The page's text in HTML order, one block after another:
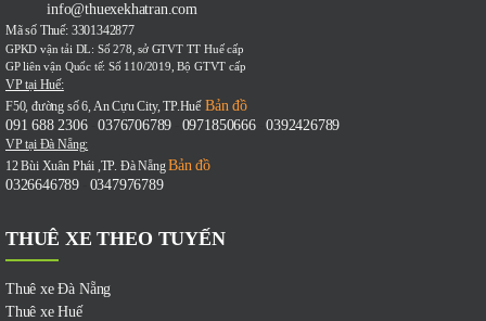
info@thuexekhatran.com
Mã số Thuế: 3301342877
GPKD vận tải DL: Số 278, sở GTVT TT Huế cấp
GP liên vận Quốc tế: Số 110/2019, Bộ GTVT cấp
VP tại Huế:
F50, đường số 6, An Cựu City, TP.HuếBản đồ
091 688 2306
-0376706789 0971850666 -0392426789
VP tại Đà Nẵng:
12 Bùi Xuân Phái ,TP. Đà NẵngBản đồ
0326646789
0347976789
THUÊ XE THEO TUYẾN
Thuê xe Đà Nẵng
Thuê xe Huế